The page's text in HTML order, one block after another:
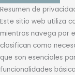
Resumen de
Este sitio web utiliza
mientras navega por
clasifican como
que son esenciales
funcionalidades